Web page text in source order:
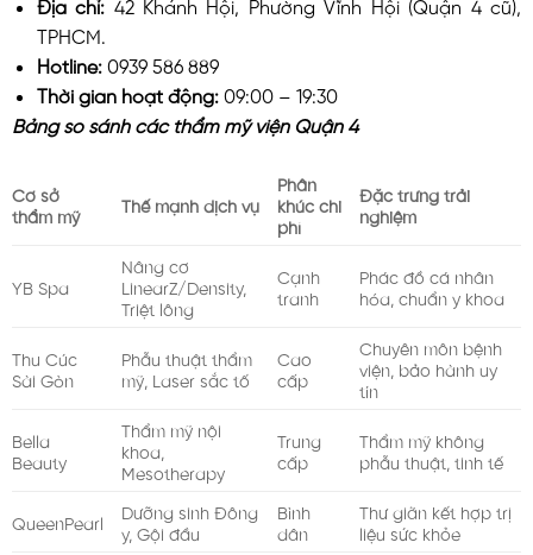
Địa chỉ: 42 Khánh Hội, Phường Vĩnh Hội (Quận 4 cũ),
TPHCM.
Hotline:0939 586 889
Thời gian hoạt động: 09:00 – 19:30
Bảng so sánh các thẩm mỹ viện Quận 4
Cơ sở
thẩm mỹ
Thế mạnh dịch vụ
Phân
khúc chi
phí
Đặc trưng trải
nghiệm
YB Spa
Nâng cơ
LinearZ/Density,
Triệt lông
Cạnh
tranh
Phác đồ cá nhân
hóa, chuẩn y khoa
Thu Cúc
Sài Gòn
Phẫu thuật thẩm
mỹ, Laser sắc tố
Cao
cấp
Chuyên môn bệnh
viện, bảo hành uy
tín
Bella
Beauty
Thẩm mỹ nội
khoa,
Mesotherapy
Trung
cấp
Thẩm mỹ không
phẫu thuật, tinh tế
QueenPearl
Dưỡng sinh Đông
y, Gội đầu
Bình
dân
Thư giãn kết hợp trị
liệu sức khỏe